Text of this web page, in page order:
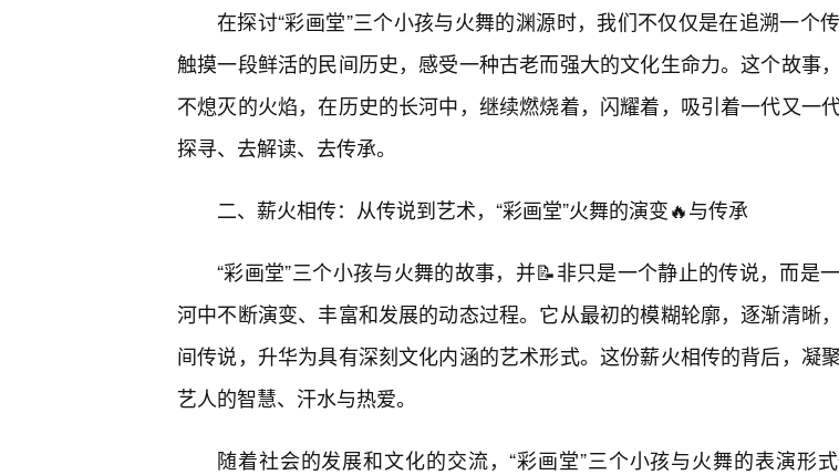
在探讨“彩画堂”三个小孩与火舞的渊源时，我们不仅仅是在追溯一个
触摸一段鲜活的民间历史，感受一种古老而强大的文化生命力。这个故事
不熄灭的火焰，在历史的长河中，继续燃烧着，闪耀着，吸引着一代又一
探寻、去解读、去传承。
二、薪火相传：从传说到艺术，“彩画堂”火舞的演变🔥与传承
“彩画堂”三个小孩与火舞的故事，并📝非只是一个静止的传说，而是
河中不断演变、丰富和发展的动态过程。它从最初的模糊轮廓，逐渐清晰
间传说，升华为具有深刻文化内涵的艺术形式。这份薪火相传的背后，凝
艺人的智慧、汗水与热爱。
随着社会的发展和文化的交流，“彩画堂”三个小孩与火舞的表演形